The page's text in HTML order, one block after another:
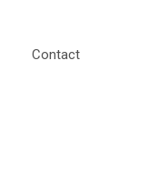
Contact